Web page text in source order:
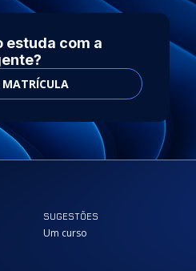
estuda com a
MATRÍCULA
SUGESTÕES
Um curso